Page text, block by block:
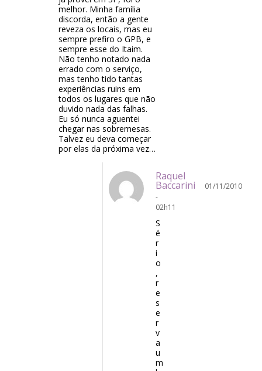
melhor. Minha família
discorda, então a gente
reveza os locais, mas eu
sempre prefiro o GPB, e
sempre esse do Itaim.
Não tenho notado nada
errado com o serviço,
mas tenho tido tantas
experiências ruins em
todos os lugares que não
duvido nada das falhas.
Eu só nunca aguentei
chegar nas sobremesas.
Talvez eu deva começar
por elas da próxima vez…
Raquel
Baccarini
01/11/2010
-
02h11
S
é
r
i
o
,
r
e
s
e
r
v
a
u
m